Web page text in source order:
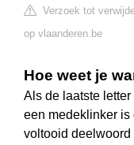
Verzoek tot
op vlaanderen.be
Hoe weet je
Als de laatste
een medeklinker is
voltooid deelwoord